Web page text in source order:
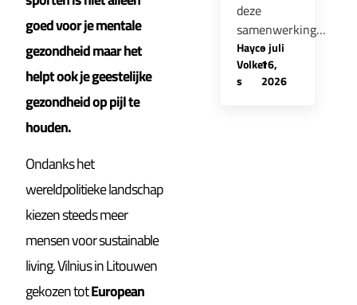
goed voor je mentale
gezondheid maar het
helpt ook je geestelijke
gezondheid op pijl te
houden.
Ondanks het
wereldpolitieke landschap
kiezen steeds meer
mensen voor sustainable
living. Vilnius in Litouwen
gekozen totEuropean
deze
samenwerking…
Hayco
Volker
s
-juli
16,
2026